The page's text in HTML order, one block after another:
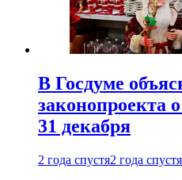
В Госдуме
законопроекта
31 декабря
2 года спустя2 года спустя